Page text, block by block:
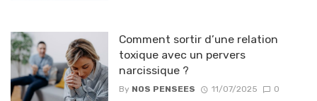
Comment sortir d’une relation
toxique avec un pervers
narcissique ?
By NOS PENSEES 11/07/2025 0